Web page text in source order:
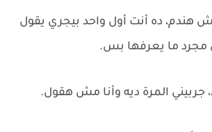
هندم، ده أنت أول واحد بيجري يقول
مجرد ما يعرفها بس.
المرة ديه وأنا مش هقول.